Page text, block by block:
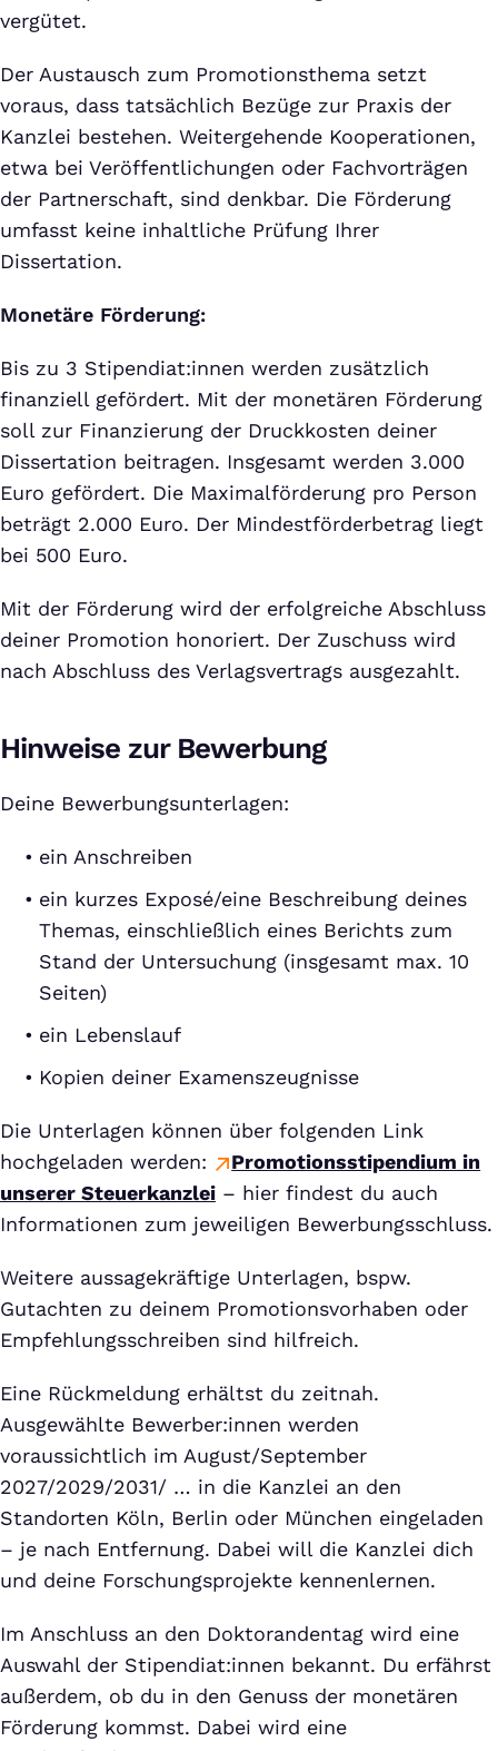
vergütet.
Der Austausch zum Promotionsthema setzt
voraus, dass tatsächlich Bezüge zur Praxis der
Kanzlei bestehen. Weitergehende Kooperationen,
etwa bei Veröffentlichungen oder Fachvorträgen
der Partnerschaft, sind denkbar. Die Förderung
umfasst keine inhaltliche Prüfung Ihrer
Dissertation.
Monetäre Förderung:
Bis zu 3 Stipendiat:innen werden zusätzlich
finanziell gefördert. Mit der monetären Förderung
soll zur Finanzierung der Druckkosten deiner
Dissertation beitragen. Insgesamt werden 3.000
Euro gefördert. Die Maximalförderung pro Person
beträgt 2.000 Euro. Der Mindestförderbetrag liegt
bei 500 Euro.
Mit der Förderung wird der erfolgreiche Abschluss
deiner Promotion honoriert. Der Zuschuss wird
nach Abschluss des Verlagsvertrags ausgezahlt.
Hinweise zur Bewerbung
Deine Bewerbungsunterlagen:
ein Anschreiben
ein kurzes Exposé/eine Beschreibung deines
Themas, einschließlich eines Berichts zum
Stand der Untersuchung (insgesamt max. 10
Seiten)
ein Lebenslauf
Kopien deiner Examenszeugnisse
Die Unterlagen können über folgenden Link
hochgeladen werden:
Promotionsstipendium in
unserer Steuerkanzlei – hier findest du auch
Informationen zum jeweiligen Bewerbungsschluss.
Weitere aussagekräftige Unterlagen, bspw.
Gutachten zu deinem Promotionsvorhaben oder
Empfehlungsschreiben sind hilfreich.
Eine Rückmeldung erhältst du zeitnah.
Ausgewählte Bewerber:innen werden
voraussichtlich im August/September
2027/2029/2031/ … in die Kanzlei an den
Standorten Köln, Berlin oder München eingeladen
– je nach Entfernung. Dabei will die Kanzlei dich
und deine Forschungsprojekte kennenlernen.
Im Anschluss an den Doktorandentag wird eine
Auswahl der Stipendiat:innen bekannt. Du erfährst
außerdem, ob du in den Genuss der monetären
Förderung kommst. Dabei wird eine